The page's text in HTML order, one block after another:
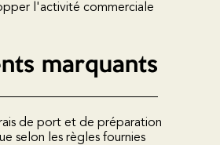
l'activité commerciale
marquants
de port et de préparation
selon les règles fournies